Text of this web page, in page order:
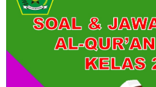
Bank Soal PAT Kelas 6 SD/MI
2026
Kisi-kisi Soal US/UM Jenjang SD/